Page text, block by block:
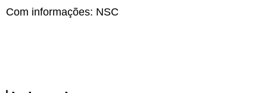
Com informações: NSC